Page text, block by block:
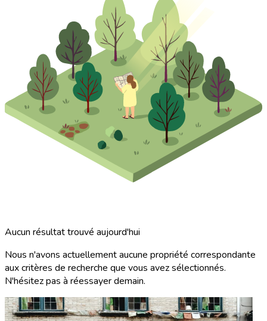
Aucun résultat trouvé aujourd'hui
Nous n'avons actuellement aucune propriété correspondante
aux critères de recherche que vous avez sélectionnés.
N'hésitez pas à réessayer demain.